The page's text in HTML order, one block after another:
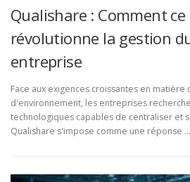
Qualishare : Comment ce
révolutionne la gestion
entreprise
Face aux exigences croissantes en
d'environnement, les entreprises
technologiques capables de centraliser et
Qualishare s'impose comme une réponse …